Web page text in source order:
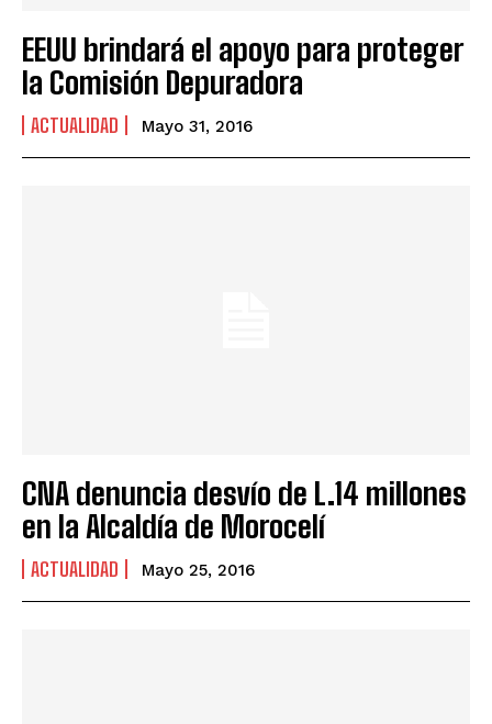
EEUU brindará el apoyo para proteger
la Comisión Depuradora
ACTUALIDAD Mayo 31, 2016
CNA denuncia desvío de L.14 millones
en la Alcaldía de Morocelí
ACTUALIDAD Mayo 25, 2016